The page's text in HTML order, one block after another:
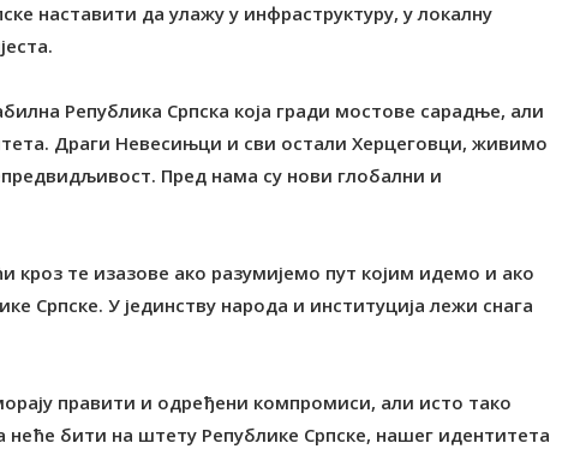
наставити да улажу у инфраструктуру, у локалну
Република Српска која гради мостове сарадње, али
Драги Невесињци и сви остали Херцеговци, живимо
Пред нама су нови глобални и
те изазове ако разумијемо пут којим идемо и ако
Српске. У јединству народа и институција лежи снага
правити и одређени компромиси, али исто тако
бити на штету Републике Српске, нашег идентитета